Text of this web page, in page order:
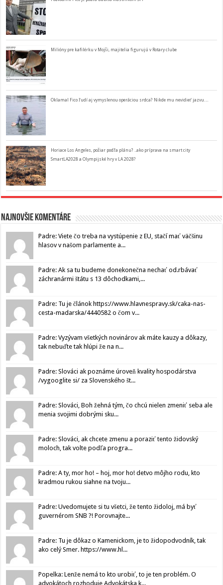
Milióny pre kafilérku v Mojši, majitelia figurujú v Rotary clube
Oklamal Fico ľudí aj vymyslenou operáciou srdca? Nikde mu nevidieť jazvu…
Horiace Los Angeles, požiar podľa plánu? ..ako príprava na smart city
SmartLA2028 a Olympijské hry v LA 2028?
Najnovšie komentáre
Padre: Viete čo treba na vystúpenie z EU, stačí mať väčšinu
hlasov v našom parlamente a...
Padre: Ak sa tu budeme donekonečna nechať od.rbávať
záchranármi štátu s 13 dôchodkami,...
Padre: Tu je článok https://www.hlavnespravy.sk/caka-nas-
cesta-madarska/4440582 o čom v...
Padre: Vyzývam všetkých novinárov ak máte kauzy a dôkazy,
tak nebuďte tak hlúpi že na n...
Padre: Slováci ak poznáme úroveň kvality hospodárstva
/vygooglite si/ za Slovenského št...
Padre: Slováci, Boh žehná tým, čo chcú nielen zmeniť seba ale
menia svojimi dobrými sku...
Padre: Slováci, ak chcete zmenu a poraziť tento židovský
moloch, tak volte podľa progra...
Padre: A ty, mor ho! – hoj, mor ho! detvo môjho rodu, kto
kradmou rukou siahne na tvoju...
Padre: Uvedomujete si tu všetci, že tento židoloj, má byť
guvernérom SNB ?! Porovnajte...
Padre: Tu je dôkaz o Kamenickom, je to židopodvodník, tak
ako celý Smer. https://www.hl...
Popelka: Lenže nemá to kto urobiť, to je ten problém. O
advokátoch rozhoduje Advokátska k...